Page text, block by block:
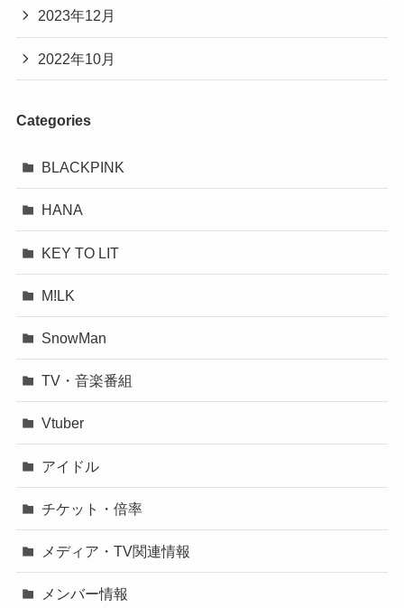
2023年12月
2022年10月
Categories
BLACKPINK
HANA
KEY TO LIT
M!LK
SnowMan
TV・音楽番組
Vtuber
アイドル
チケット・倍率
メディア・TV関連情報
メンバー情報